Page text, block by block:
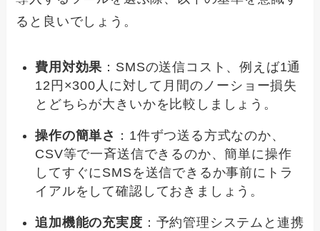
ると良いでしょう。
費用対効果 ：SMSの送信コスト、例えば1通
12円×300人に対して月間のノーショー損失
とどちらが大きいかを比較しましょう。
操作の簡単さ ：1件ずつ送る方式なのか、
CSV等で一斉送信できるのか、簡単に操作
してすぐにSMSを送信できるか事前にトラ
イアルをして確認しておきましょう。
追加機能の充実度 ：予約管理システムと連携